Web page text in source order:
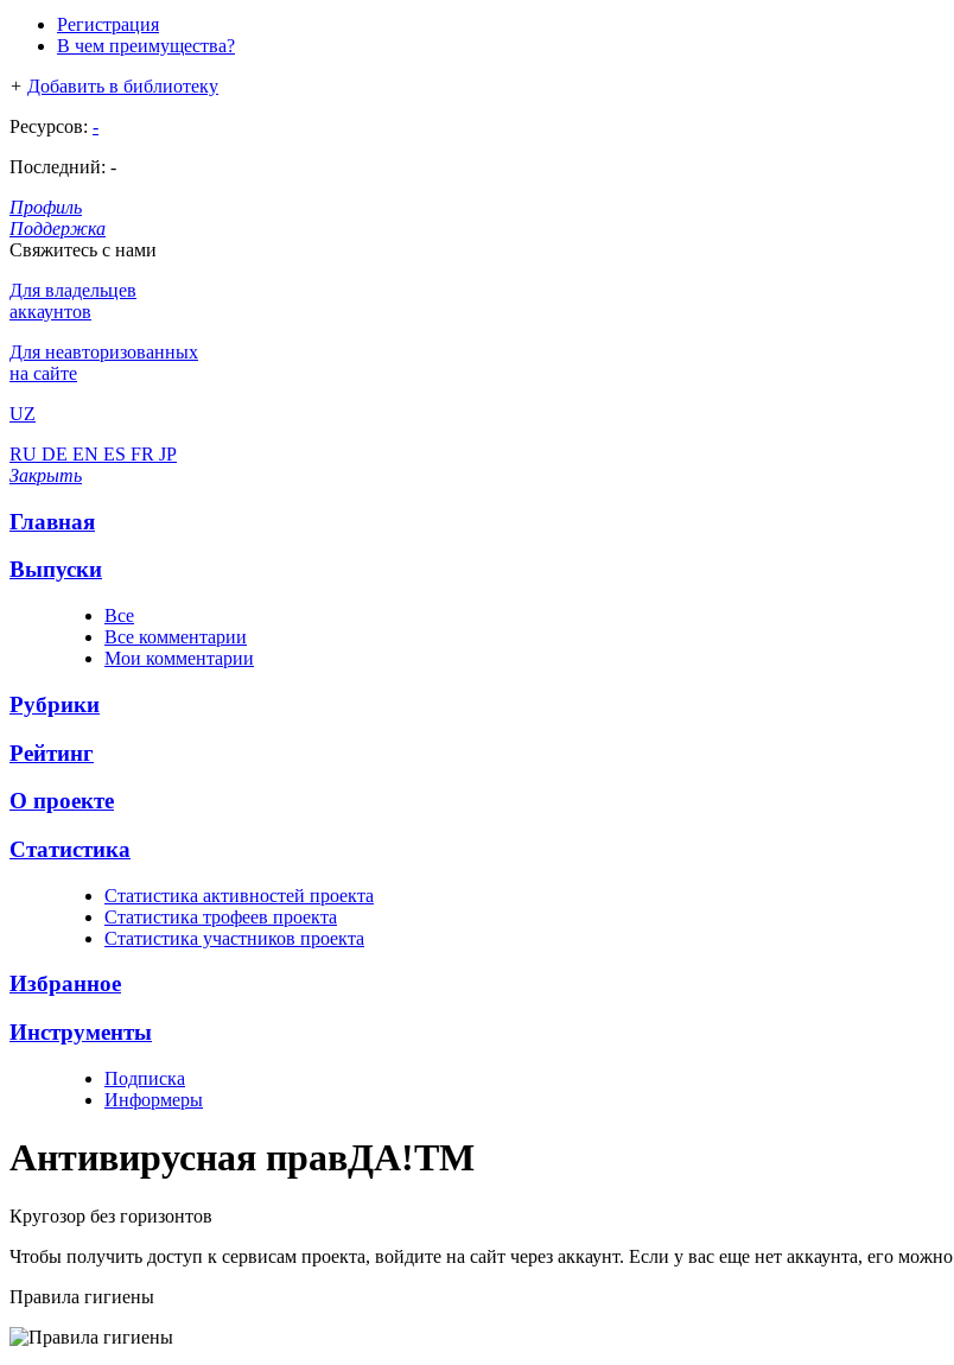
Регистрация
В чем преимущества?
+ Добавить в библиотеку
Ресурсов: -
Последний: -
Профиль
Поддержка
Свяжитесь с нами
Для владельцев
аккаунтов
Для неавторизованных
на сайте
UZ
RU DE EN ES FR JP
Закрыть
Главная
Выпуски
Все
Все комментарии
Мои комментарии
Рубрики
Рейтинг
О проекте
Статистика
Cтатистика активностей проекта
Cтатистика трофеев проекта
Cтатистика участников проекта
Избранное
Инструменты
Подписка
Информеры
Антивирусная правДА!TM
Кругозор без горизонтов
Чтобы получить доступ к сервисам проекта, войдите на сайт через аккаунт. Если у вас еще нет аккаунта, его можно
Правила гигиены